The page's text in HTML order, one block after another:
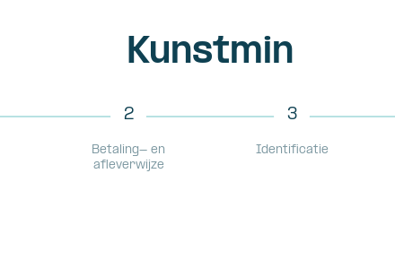
Kunstmin
2
Betaling- en
afleverwijze
3
Identificatie